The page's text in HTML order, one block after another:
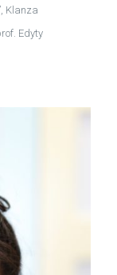
Klanza
Edyty